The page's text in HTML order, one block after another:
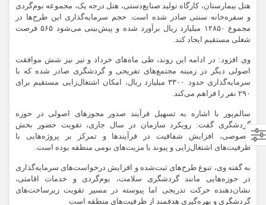
هتل بیمارستان، کارگاه تولید صنایع‌دستی، هتل درجه یک، مجموعه بوم‌گردی
و سفره‌خانه سنتی صادر شده است. حجم سرمایه‌گذاری این طرح‌ها در
مجموع ۱۲۸۵۰ میلیارد ریال برآورد شده و پیش‌بینی می‌شود ۵۶۵ فرصت
شغلی مستقیم ایجاد کند.
وی افزود: در ادامه این روند، طی ماه‌های خرداد و تیر نیز شش موافقت
اصولی دیگر در زمینه مجتمع‌های تفریحی و گردشگری صادر شده که با
سرمایه‌گذاری حدود ۳۳۰۰ میلیارد ریال، امکان اشتغال‌زایی مستقیم برای
۲۹۰ نفر را فراهم می‌کند.
سالم‌پور با اشاره به تسهیل فرآیند صدور مجوزهای اصولی در حوزه
گردشگری گفت: رویکرد سازمان در سال جاری، تقویت حضور بخش
خصوصی، افزایش شفافیت در فرآیندها و تمرکز بر پروژه‌هایی با
ظرفیت‌های اشتغال‌زایی و پیوند با مزیت‌های بومی منطقه بوده است.
به گفته وی، تنوع طرح‌های ثبت‌شده و افزایش درخواست‌های سرمایه‌گذاری
در حوزه‌هایی مانند گردشگری سلامت، بوم‌گردی و خدمات اقامتی،
نشان‌دهنده حرکت تدریجی اما پیوسته در مسیر تقویت زیرساخت‌های
گردشگری و بهره‌گیری هدفمند از ظرفیت‌های منطقه است